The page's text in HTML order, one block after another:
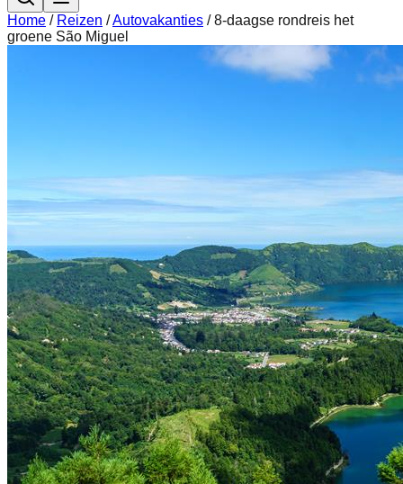
Home / Reizen /Autovakanties /8-daagse rondreis het
groene São Miguel